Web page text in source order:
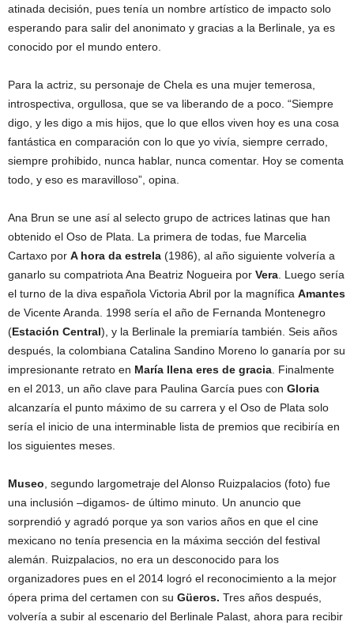
atinada decisión, pues tenía un nombre artístico de impacto solo
esperando para salir del anonimato y gracias a la Berlinale, ya es
conocido por el mundo entero.
Para la actriz, su personaje de Chela es una mujer temerosa,
introspectiva, orgullosa, que se va liberando de a poco. “Siempre
digo, y les digo a mis hijos, que lo que ellos viven hoy es una cosa
fantástica en comparación con lo que yo vivía, siempre cerrado,
siempre prohibido, nunca hablar, nunca comentar. Hoy se comenta
todo, y eso es maravilloso”, opina.
Ana Brun se une así al selecto grupo de actrices latinas que han
obtenido el Oso de Plata. La primera de todas, fue Marcelia
Cartaxo por A hora da estrela (1986), al año siguiente volvería a
ganarlo su compatriota Ana Beatriz Nogueira por Vera . Luego sería
el turno de la diva española Victoria Abril por la magnífica Amantes
de Vicente Aranda. 1998 sería el año de Fernanda Montenegro
(Estación Central), y la Berlinale la premiaría también. Seis años
después, la colombiana Catalina Sandino Moreno lo ganaría por su
impresionante retrato en María llena eres de gracia . Finalmente
en el 2013, un año clave para Paulina García pues con Gloria
alcanzaría el punto máximo de su carrera y el Oso de Plata solo
sería el inicio de una interminable lista de premios que recibiría en
los siguientes meses.
Museo , segundo largometraje del Alonso Ruizpalacios (foto) fue
una inclusión –digamos- de último minuto. Un anuncio que
sorprendió y agradó porque ya son varios años en que el cine
mexicano no tenía presencia en la máxima sección del festival
alemán. Ruizpalacios, no era un desconocido para los
organizadores pues en el 2014 logró el reconocimiento a la mejor
ópera prima del certamen con su Güeros. Tres años después,
volvería a subir al escenario del Berlinale Palast, ahora para recibir